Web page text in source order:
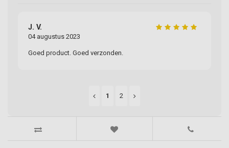
J. V.
04 augustus 2023
Goed product. Goed verzonden.
1 2